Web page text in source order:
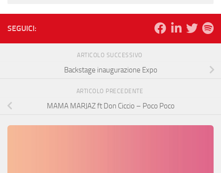
SEGUICI:
ARTICOLO SUCCESSIVO
Backstage inaugurazione Expo
ARTICOLO PRECEDENTE
MAMA MARJAZ ft Don Ciccio – Poco Poco